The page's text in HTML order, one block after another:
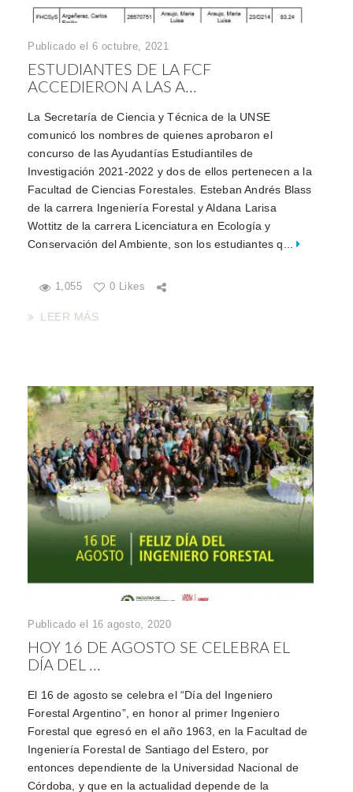
Publicado el 6 octubre, 2021
ESTUDIANTES DE LA FCF
ACCEDIERON A LAS A...
La Secretaría de Ciencia y Técnica de la UNSE
comunicó los nombres de quienes aprobaron el
concurso de las Ayudantías Estudiantiles de
Investigación 2021-2022 y dos de ellos pertenecen a la
Facultad de Ciencias Forestales. Esteban Andrés Blass
de la carrera Ingeniería Forestal y Aldana Larisa
Wottitz de la carrera Licenciatura en Ecología y
Conservación del Ambiente, son los estudiantes q...
1,055 0 Likes
LEER MÁS
Publicado el 16 agosto, 2020
HOY 16 DE AGOSTO SE CELEBRA EL
DÍA DEL ...
El 16 de agosto se celebra el “Día del Ingeniero
Forestal Argentino”, en honor al primer Ingeniero
Forestal que egresó en el año 1963, en la Facultad de
Ingeniería Forestal de Santiago del Estero, por
entonces dependiente de la Universidad Nacional de
Córdoba, y que en la actualidad depende de la